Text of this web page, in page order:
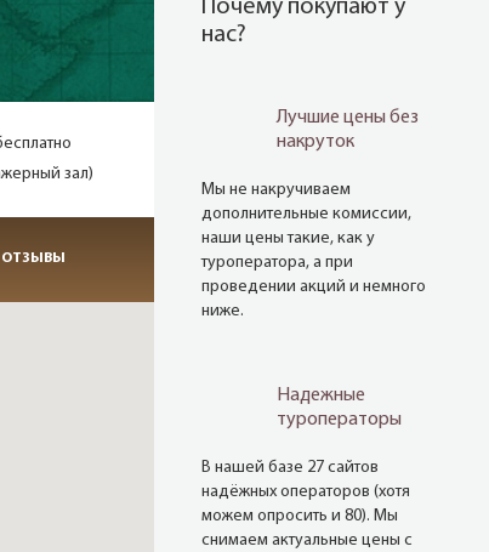
зал)
ОТЗЫВЫ
Почему покупают у
нас?
Лучшие цены без
накруток
Мы не накручиваем
дополнительные комиссии,
наши цены такие, как у
туроператора, а при
проведении акций и немного
ниже.
Надежные
туроператоры
В нашей базе 27 сайтов
надёжных операторов (хотя
можем опросить и 80). Мы
снимаем актуальные цены с